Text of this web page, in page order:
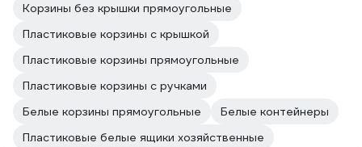
Корзины без крышки прямоугольные
Пластиковые корзины с крышкой
Пластиковые корзины прямоугольные
Пластиковые корзины с ручками
Белые корзины прямоугольные
Белые контейнеры
Пластиковые белые ящики хозяйственные